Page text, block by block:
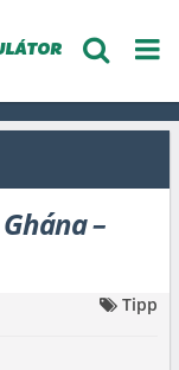
–
Tipp